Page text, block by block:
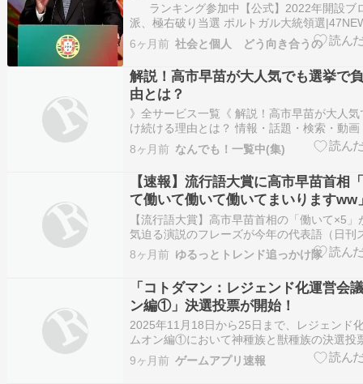
ランキング参加中【公式】2022年開設
派、極右破り当選 ポルトガル大統領選
ニュース） 中道左派、極右破り当選 ポルト
ルトガル大統領選の決選投票を受け、スピー
補のセグーロ元書記長＝8日、カル…
6ヶ月前 社会と個人 どう向き合うの
解説！高市早苗が大人気でも選挙で
由とは？
》全サービス一覧《 解説！高市早苗が大人
け続ける理由とは？ 情報・話題・検索・動
＜参考・分析・雑談・SNS・話題・ニュース
＞ 『参考動画』 解説！高市早苗が大人気で
ける理由とは？ [PR/広告] 『参考 AI』 AIア
8ヶ月前 なんでも！一覧中(集)
【速報】流行語大賞に高市早苗首相
て働いて働いて働いてまいりますww
【流行語大賞】高市早苗首相の「働いて×5
気迫る演説のフレーズが今年の代表語（日刊
Yahoo!ニュース 【流行語大賞】高市早苗首
×5」が年間大賞!鬼気迫る演説のフレーズが
（日刊スポーツ） Yahoo!ニュース【流行語
8ヶ月前 ゆるっとトレンド追っかけ隊
「コトダマン：レジェンド化運営会
ン編①」決選投票が開始！
2025年11月18日から25日まで、レジェンド
ムオン編①において神種族と獣種族の決選投
る。 投票方法は指定されたURLから参加可
月上旬に発表される。 運営会議はコトダマ
9ヶ月前 ゲームアプリ速報